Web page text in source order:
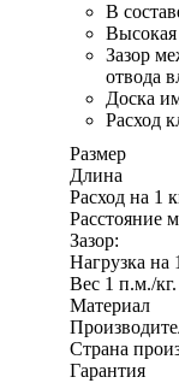
В
Высокая
Зазор
отвода
Доска
Расход
Расход
Нагрузка
Вес 1
Страна